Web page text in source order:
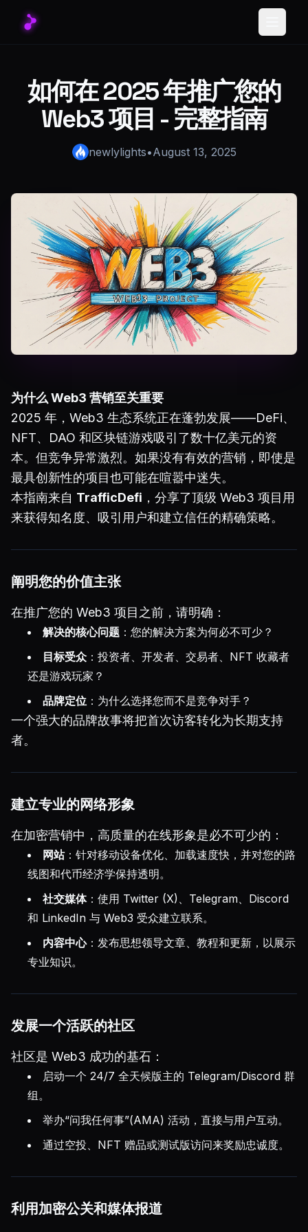
如何在 2025 年推广您的
Web3 项目 - 完整指南
newlylights•August 13, 2025
为什么 Web3 营销至关重要
2025 年，Web3 生态系统正在蓬勃发展——DeFi、
NFT、DAO 和区块链游戏吸引了数十亿美元的资
本。但竞争异常激烈。如果没有有效的营销，即使是
最具创新性的项目也可能在喧嚣中迷失。
本指南来自 TrafficDefi ，分享了顶级 Web3 项目用
来获得知名度、吸引用户和建立信任的精确策略。
阐明您的价值主张
在推广您的 Web3 项目之前，请明确：
解决的核心问题 ：您的解决方案为何必不可少？
目标受众 ：投资者、开发者、交易者、NFT 收藏者
还是游戏玩家？
品牌定位 ：为什么选择您而不是竞争对手？
一个强大的品牌故事将把首次访客转化为长期支持
者。
建立专业的网络形象
在加密营销中，高质量的在线形象是必不可少的：
网站：针对移动设备优化、加载速度快，并对您的路
线图和代币经济学保持透明。
社交媒体：使用 Twitter (X)、Telegram、Discord
和 LinkedIn 与 Web3 受众建立联系。
内容中心：发布思想领导文章、教程和更新，以展示
专业知识。
发展一个活跃的社区
社区是 Web3 成功的基石：
启动一个 24/7 全天候版主的 Telegram/Discord 群
组。
举办“问我任何事”(AMA) 活动，直接与用户互动。
通过空投、NFT 赠品或测试版访问来奖励忠诚度。
利用加密公关和媒体报道